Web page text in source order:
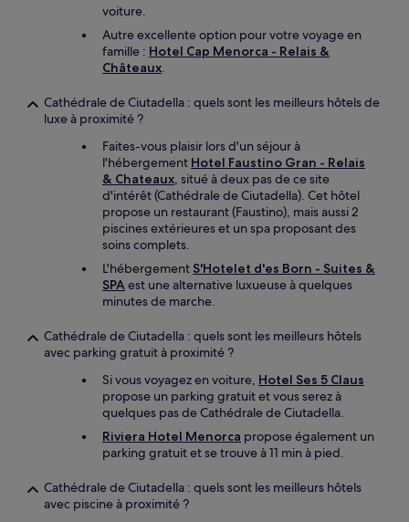
voiture.
Autre excellente option pour votre voyage en
famille : Hotel Cap Menorca - Relais &
Châteaux.
Cathédrale de Ciutadella : quels sont les meilleurs hôtels de
luxe à proximité ?
Faites-vous plaisir lors d'un séjour à
l'hébergement Hotel Faustino Gran - Relais
& Chateaux, situé à deux pas de ce site
d'intérêt (Cathédrale de Ciutadella). Cet hôtel
propose un restaurant (Faustino), mais aussi 2
piscines extérieures et un spa proposant des
soins complets.
L'hébergement S'Hotelet d'es Born - Suites &
SPAest une alternative luxueuse à quelques
minutes de marche.
Cathédrale de Ciutadella : quels sont les meilleurs hôtels
avec parking gratuit à proximité ?
Si vous voyagez en voiture, Hotel Ses 5 Claus
propose un parking gratuit et vous serez à
quelques pas de Cathédrale de Ciutadella.
Riviera Hotel Menorca propose également un
parking gratuit et se trouve à 11 min à pied.
Cathédrale de Ciutadella : quels sont les meilleurs hôtels
avec piscine à proximité ?